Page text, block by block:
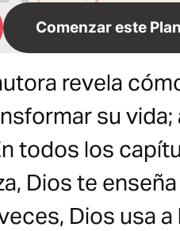
Comenzar este Plan
revela
su vida;
todos los
Dios te
Dios usa a